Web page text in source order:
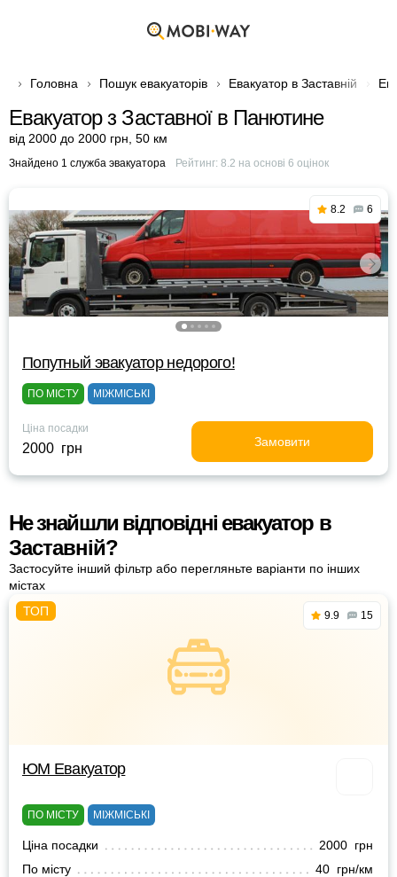
Головна Пошук евакуаторів Евакуатор в Заставній
Евакуатор з Заставної в Панютине
від 2000 до 2000 грн 50 км
Знайдено 1 служба эвакуатора Рейтинг: 8.2 на основі 6 оцінок
8.2 6
Попутный эвакуатор недорого!
ПО МІСТУ МІЖМІСЬКІ
Ціна посадки
2000 грн Замовити
Не знайшли відповідні евакуатор в
Заставній?
Застосуйте інший фільтр або перегляньте варіанти по інших
містах
9.9 15
ЮМ Евакуатор
ПО МІСТУ МІЖМІСЬКІ
Ціна посадки
2000 грн
По місту
40 грн/км